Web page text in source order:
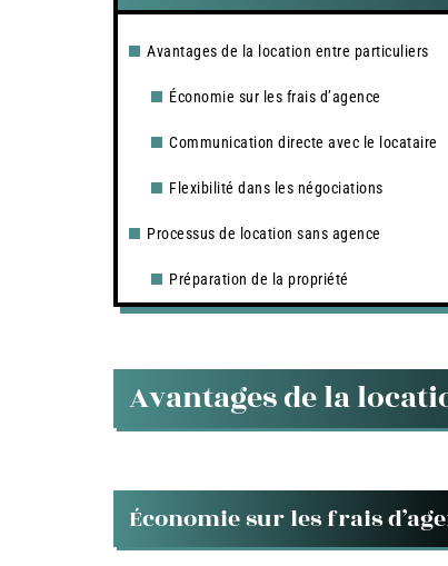
Avantages de la location entre particuliers
Économie sur les frais d’agence
Communication directe avec le locataire
Flexibilité dans les négociations
Processus de location sans agence
Préparation de la propriété
Avantages de la
Économie sur les frais